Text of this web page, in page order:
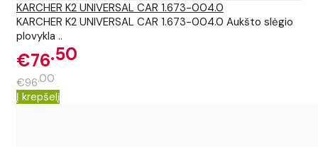
KARCHER K2 UNIVERSAL CAR 1.673-004.0
KARCHER K2 UNIVERSAL CAR 1.673-004.0 Aukšto slėgio
plovykla ..
€76 50
€96 00
Į krepšelį